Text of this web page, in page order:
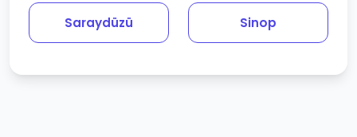
Saraydüzü Sinop